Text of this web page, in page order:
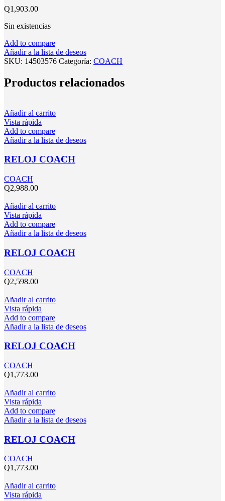
Q1,903.00
Sin existencias
Add to compare
Añadir a la lista de deseos
SKU: 14503576 Categoría: COACH
Productos relacionados
Añadir al carrito
Vista rápida
Add to compare
Añadir a la lista de deseos
RELOJ COACH
COACH
Q2,988.00
Añadir al carrito
Vista rápida
Add to compare
Añadir a la lista de deseos
RELOJ COACH
COACH
Q2,598.00
Añadir al carrito
Vista rápida
Add to compare
Añadir a la lista de deseos
RELOJ COACH
COACH
Q1,773.00
Añadir al carrito
Vista rápida
Add to compare
Añadir a la lista de deseos
RELOJ COACH
COACH
Q1,773.00
Añadir al carrito
Vista rápida